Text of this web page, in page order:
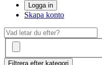
Logga in
Skapa konto
Filtrera efter kategori